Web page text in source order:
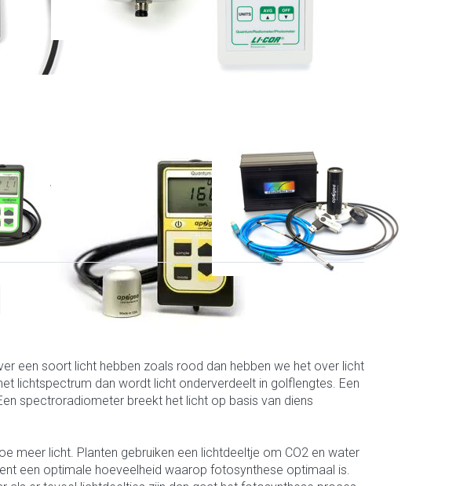
APOGEE
PS-200
UV to visible range
spectroradiometer, 300-
850nm
een soort licht hebben zoals rood dan hebben we het over licht
lichtspectrum dan wordt licht onderverdeelt in golflengtes. Een
spectroradiometer breekt het licht op basis van diens
meer licht. Planten gebruiken een lichtdeeltje om CO2 en water
een optimale hoeveelheid waarop fotosynthese optimaal is.